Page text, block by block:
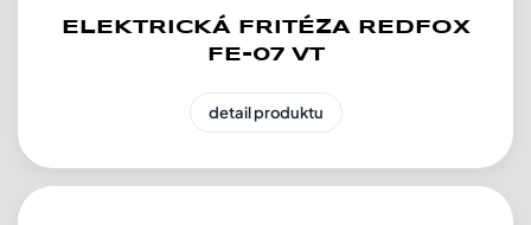
ELEKTRICKÁ FRITÉZA REDFOX
FE-07 VT
detail produktu